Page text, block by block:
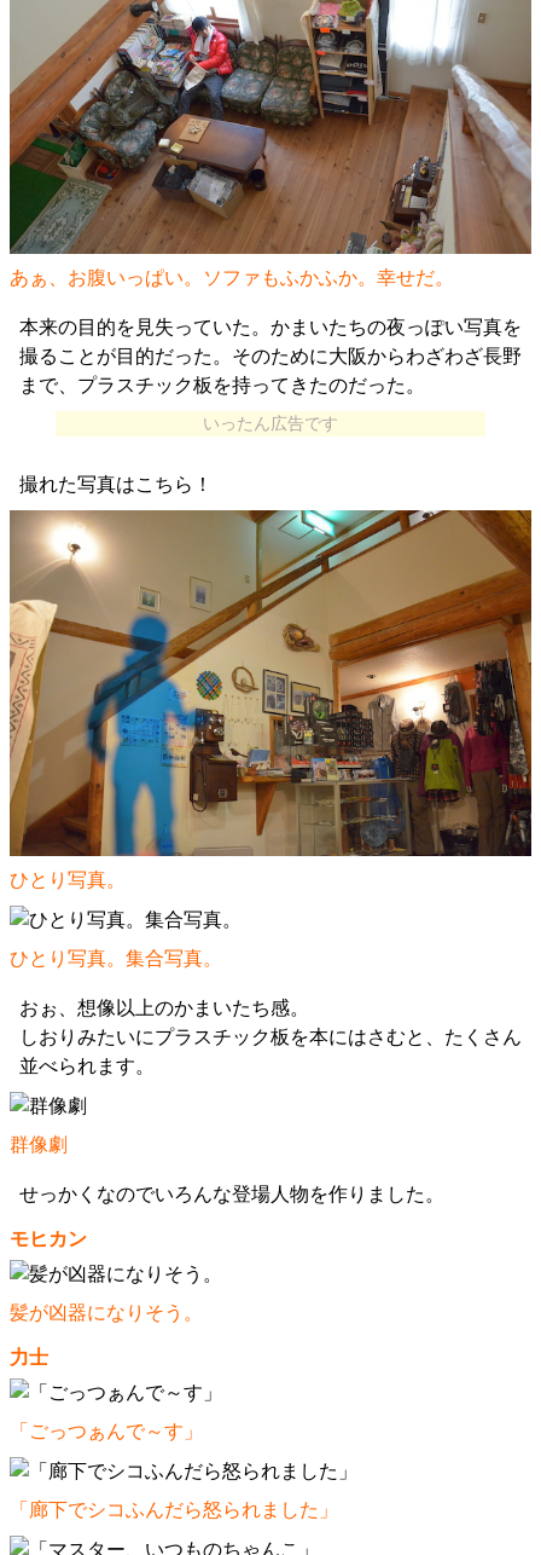
あぁ、お腹いっぱい。ソファもふかふか。幸せだ。
本来の目的を見失っていた。かまいたちの夜っぽい写真を
撮ることが目的だった。そのために大阪からわざわざ長野
まで、プラスチック板を持ってきたのだった。
いったん広告です
撮れた写真はこちら！
ひとり写真。
ひとり写真。集合写真。
おぉ、想像以上のかまいたち感。
しおりみたいにプラスチック板を本にはさむと、たくさん
並べられます。
群像劇
せっかくなのでいろんな登場人物を作りました。
モヒカン
髪が凶器になりそう。
力士
「ごっつぁんで～す」
「廊下でシコふんだら怒られました」